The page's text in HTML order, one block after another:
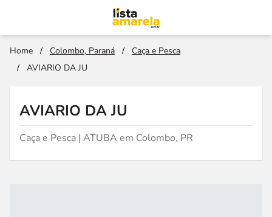
Home / Colombo, Paraná /
Caça e Pesca
/
AVIARIO DA JU
AVIARIO DA JU
Caça e Pesca | ATUBA em Colombo, PR